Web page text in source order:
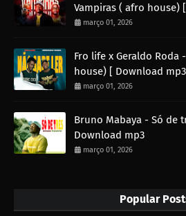
Vampiras ( afro house)
março 01, 2026
Fro life x Geraldo Roda
house) [ Download mp3
março 01, 2026
Bruno Mabaya - Só de
Download mp3
março 01, 2026
Popular